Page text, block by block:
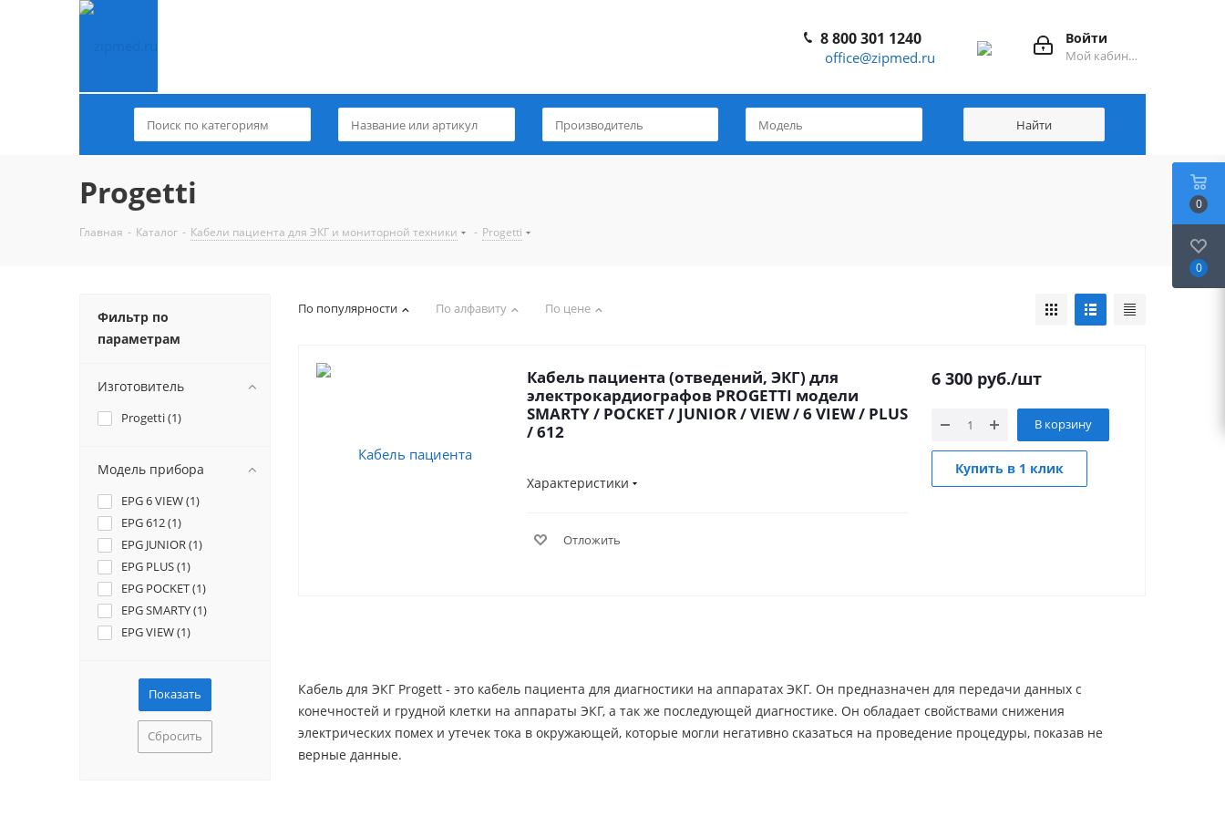
Войти
Мой кабинет
8 800 301 1240
office@zipmed.ru
Progetti
Главная - Каталог - Кабели пациента для ЭКГ и мониторной техники - Progetti
По популярности По алфавиту По цене
Кабель пациента (отведений, ЭКГ) для
электрокардиографов PROGETTI модели
SMARTY / POCKET / JUNIOR / VIEW / 6 VIEW / PLUS
/ 612
Характеристики
Отложить
6 300 руб./шт
В корзину
Купить в 1 клик
Кабель для ЭКГ Progett - это кабель пациента для диагностики на аппаратах ЭКГ. Он предназначен для передачи данных с
конечностей и грудной клетки на аппараты ЭКГ, а так же последующей диагностике. Он обладает свойствами снижения
электрических помех и утечек тока в окружающей, которые могли негативно сказаться на проведение процедуры, показав не
верные данные.
Фильтр по
параметрам
Изготовитель
Progetti (1)
Модель прибора
EPG 6 VIEW (1)
EPG 612 (1)
EPG JUNIOR (1)
EPG PLUS (1)
EPG POCKET (1)
EPG SMARTY (1)
EPG VIEW (1)
Сбросить
0
0